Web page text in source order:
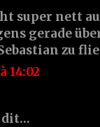
super nett
gerade
zu
14:02
dit…